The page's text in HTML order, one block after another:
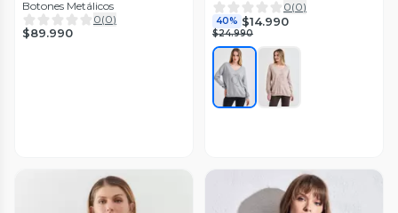
Botones Metálicos
0(0)
$89.990
0(0)
40% $14.990
$24.990